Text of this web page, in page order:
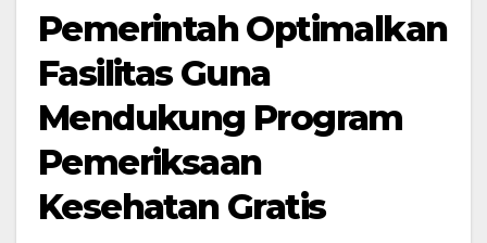
Pemerintah Optimalkan
Fasilitas Guna
Mendukung Program
Pemeriksaan
Kesehatan Gratis